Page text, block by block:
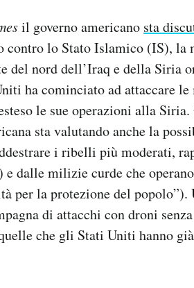
il governo americano sta
contro lo Stato Islamico (IS),
del nord dell’Iraq e della Siria
ha cominciato ad attaccare
le sue operazioni alla
sta valutando anche la
i ribelli più moderati,
dalle milizie curde che
per la protezione del popolo”).
di attacchi con droni
che gli Stati Uniti hanno